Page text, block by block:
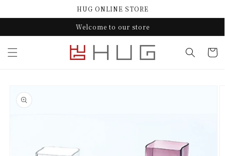
進む
HUG ONLINE STORE
Welcome to our store
カ
ー
報にス
キップ